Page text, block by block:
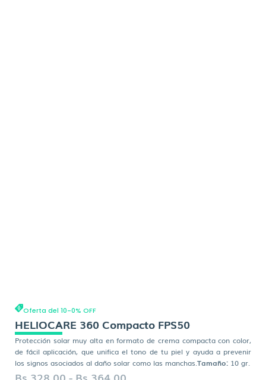
Oferta del 10-0% OFF
HELIOCARE 360 Compacto FPS50
Protección solar muy alta en formato de crema compacta con color,
de fácil aplicación, que unifica el tono de tu piel y ayuda a prevenir
los signos asociados al daño solar como las manchas. Tamaño: 10 gr.
Bs. 328,00 - Bs. 364,00